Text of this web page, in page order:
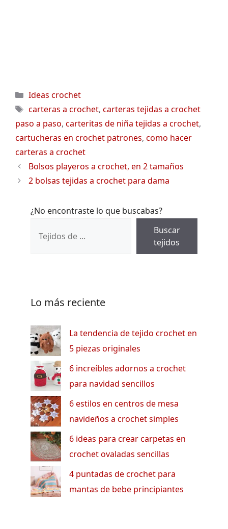
Categorías
Ideas crochet
Etiquetas
carteras a crochet, carteras tejidas a crochet
paso a paso, carteritas de niña tejidas a crochet,
cartucheras en crochet patrones, como hacer
carteras a crochet
Bolsos playeros a crochet, en 2 tamaños
2 bolsas tejidas a crochet para dama
¿No encontraste lo que buscabas?
Buscar
tejidos
Lo más reciente
La tendencia de tejido crochet en
5 piezas originales
6 increíbles adornos a crochet
para navidad sencillos
6 estilos en centros de mesa
navideños a crochet simples
6 ideas para crear carpetas en
crochet ovaladas sencillas
4 puntadas de crochet para
mantas de bebe principiantes